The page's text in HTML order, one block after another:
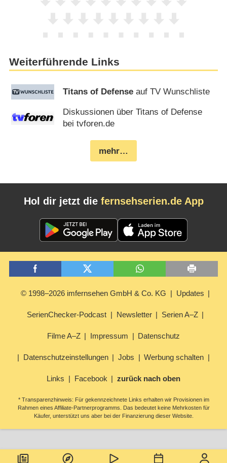
Weiterführende Links
Titans of Defense auf TV Wunschliste
Diskussionen über Titans of Defense
bei tvforen.de
mehr…
Hol dir jetzt die fernsehserien.de App
© 1998–2026 imfernsehen GmbH & Co. KG Updates
SerienChecker-Podcast Newsletter Serien A–Z
Filme A–Z Impressum Datenschutz
Datenschutzeinstellungen Jobs Werbung schalten
Links Facebook zurück nach oben
* Transparenzhinweis: Für gekennzeichnete Links erhalten wir Provisionen im
Rahmen eines Affiliate-Partnerprogramms. Das bedeutet keine Mehrkosten für
Käufer, unterstützt uns aber bei der Finanzierung dieser Website.